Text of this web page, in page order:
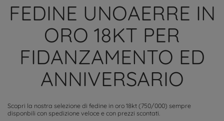
FEDINE UNOAERRE IN
ORO 18KT PER
FIDANZAMENTO ED
ANNIVERSARIO
Scopri la nostra selezione di fedine in oro 18kt (750/000) sempre
disponbili con spedizione veloce e con prezzi scontati.